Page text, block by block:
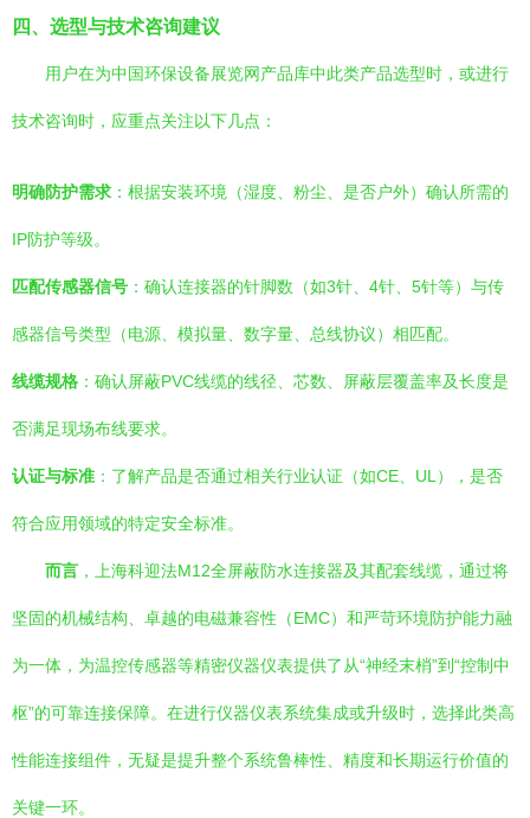
四、选型与技术咨询建议
用户在为中国环保设备展览网产品库中此类产品选型时，或进行
技术咨询时，应重点关注以下几点：
明确防护需求 ：根据安装环境（湿度、粉尘、是否户外）确认所需的
IP防护等级。
匹配传感器信号 ：确认连接器的针脚数（如3针、4针、5针等）与传
感器信号类型（电源、模拟量、数字量、总线协议）相匹配。
线缆规格 ：确认屏蔽PVC线缆的线径、芯数、屏蔽层覆盖率及长度是
否满足现场布线要求。
认证与标准 ：了解产品是否通过相关行业认证（如CE、UL），是否
符合应用领域的特定安全标准。
而言 ，上海科迎法M12全屏蔽防水连接器及其配套线缆，通过将
坚固的机械结构、卓越的电磁兼容性（EMC）和严苛环境防护能力融
为一体，为温控传感器等精密仪器仪表提供了从“神经末梢”到“控制中
枢”的可靠连接保障。在进行仪器仪表系统集成或升级时，选择此类高
性能连接组件，无疑是提升整个系统鲁棒性、精度和长期运行价值的
关键一环。